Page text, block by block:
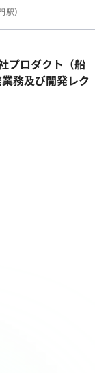
）
プロダクト（船
務及び開発レク